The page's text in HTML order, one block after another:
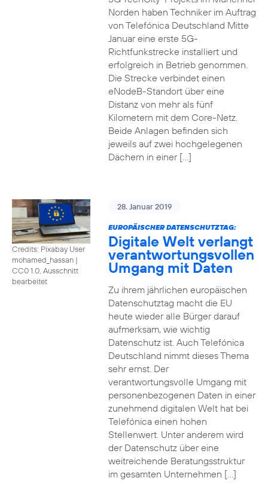
Norden haben Techniker im Auftrag
von Telefónica Deutschland Mitte
Januar eine erste 5G-
Richtfunkstrecke installiert und
erfolgreich in Betrieb genommen.
Die Strecke verbindet einen
eNodeB-Standort über eine
Distanz von mehr als fünf
Kilometern mit dem Core-Netz.
Beide Anlagen befinden sich
jeweils auf zwei hochgelegenen
Dächern in einer […]
Credits: Pixabay User
mohamed_hassan |
CC0 1.0, Ausschnitt
bearbeitet
28. Januar 2019
EUROPÄISCHER DATENSCHUTZTAG:
Digitale Welt verlangt
verantwortungsvollen
Umgang mit Daten
Zu ihrem jährlichen europäischen
Datenschutztag macht die EU
heute wieder alle Bürger darauf
aufmerksam, wie wichtig
Datenschutz ist. Auch Telefónica
Deutschland nimmt dieses Thema
sehr ernst. Der
verantwortungsvolle Umgang mit
personenbezogenen Daten in einer
zunehmend digitalen Welt hat bei
Telefónica einen hohen
Stellenwert. Unter anderem wird
der Datenschutz über eine
weitreichende Beratungsstruktur
im gesamten Unternehmen […]